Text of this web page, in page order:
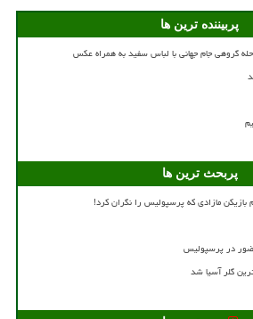
پربیننده ترین ها
گروهی جام جهانی با لباس سفید به همراه عکس
پربحث ترین ها
مازادی که پرسپولیس را نگران کرد!
در پرسپولیس
گلر آسیا شد